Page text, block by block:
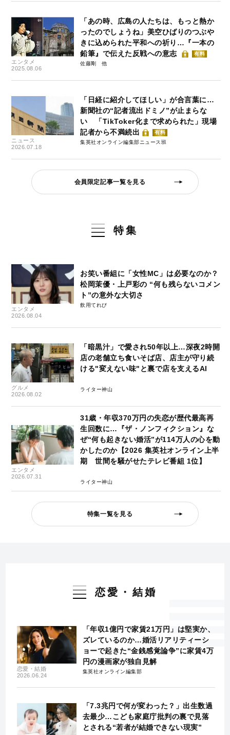
エンタメ
2025.08.06
「あの時、広島の人たちは、もっと熱か
ったのでしょうね」美空ひばりのつぶや
きに込められた平和への祈り…『一本の
鉛筆』で伝えた反戦への意志
有料
佐藤剛
ニュース
2026.07.18
「日経に紹介してほしい」が合言葉に…
新聞社の“記者流出ドミノ”が止まらな
い 「TikToker化まで求められた」現場
記者から不満続出
有料
集英社オンライン編集部ニュース班
会員限定記事一覧を見る
特集
エンタメ
2026.08.04
お笑い番組に「女性MC」は必要なのか？
松岡茉優・上戸彩の “何も残らないコメン
ト”の意外な大切さ
飲用てれび
グルメ
2026.08.02
「暗黒汁」で愛され50年以上…深夜2時開
店の老舗立ち食いそば店、店主が守り続
ける"変えない味"と裏で店を支えるAI
ライター神山
エンタメ
2026.07.31
31歳・年収370万円の失恋が歴代最高再
生回数に…『ザ・ノンフィクション』な
ぜ“何も起きない婚活”が114万人の心を動
かしたのか【2026 集英社オンライン上半
期 世間を騒がせたテレビ番組 1位】
ライター神山
特集一覧を見る
恋愛・結婚
恋愛・結婚
2026.06.24
「年収1億円で家賃21万円」は堅実か、
ズレているのか…婚活リアリティーシ
ョーで起きた“金銭感覚論争”に家賃4万
円の漫画家が独自見解
集英社オンライン編集部
「7.3兆円で何が変わった？」出生数過
去最少…こども家庭庁批判の裏で見落
とされる“若者が結婚できない現実”